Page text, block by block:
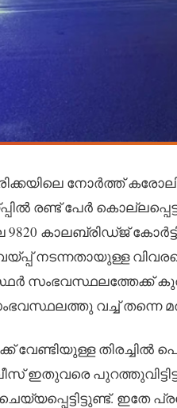
നോർത്ത്
രണ്ട് പേർ
കാലബ്രിഡ്ജ്
നടന്നതായുള്ള
സംഭവസ്ഥലത്തേക്ക്
വച്ച് തന്നെ
വേണ്ടിയുള്ള തിരച്ചിൽ
ഇതുവരെ
ചെയ്യപ്പെട്ടിട്ടുണ്ട്.